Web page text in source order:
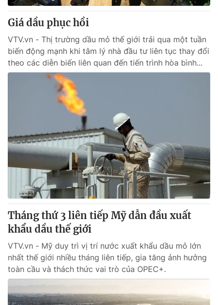
Giá dầu phục hồi
VTV.vn - Thị trường dầu mỏ thế giới trải qua một tuần
biến động mạnh khi tâm lý nhà đầu tư liên tục thay đổi
theo các diễn biến liên quan đến tiến trình hòa bình...
Tháng thứ 3 liên tiếp Mỹ dẫn đầu xuất
khẩu dầu thế giới
VTV.vn - Mỹ duy trì vị trí nước xuất khẩu dầu mỏ lớn
nhất thế giới nhiều tháng liên tiếp, gia tăng ảnh hưởng
toàn cầu và thách thức vai trò của OPEC+.